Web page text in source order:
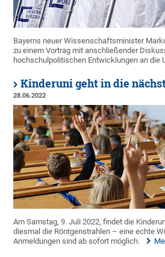
Bayerns neuer Wissenschaftsminister
zu einem Vortrag mit anschließender
hochschulpolitischen Entwicklungen an die
Kinderuni geht in die
28.06.2022
Am Samstag, 9. Juli 2022, findet die
diesmal die Röntgenstrahlen – eine echte
Anmeldungen sind ab sofort möglich.